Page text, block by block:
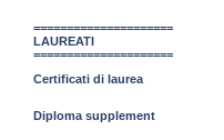
=====================
LAUREATI
=====================
Certificati di laurea
Diploma supplement